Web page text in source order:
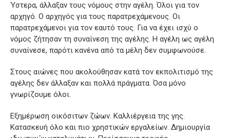
Ύστερα, άλλαξαν τους νόμους στην αγέλη. Όλοι για τον
αρχηγό. Ο αρχηγός για τους παρατρεχάμενους. Οι
παρατρεχάμενοι για τον εαυτό τους. Για να έχει ισχύ ο
νόμος ζήτησαν τη συναίνεση της αγέλης. Η αγέλη ως αγέλη
συναίνεσε, παρότι κανένα από τα μέλη δεν συμφωνούσε.
Στους αιώνες που ακολούθησαν κατά τον εκπολιτισμό της
αγέλης δεν άλλαξαν και πολλά πράγματα. Όσα μόνο
γνωρίζουμε όλοι.
Εξημέρωση οικόσιτων ζώων. Καλλιέργεια της γης.
Κατασκευή όλο και πιο χρηστικών εργαλείων. Δημιουργία